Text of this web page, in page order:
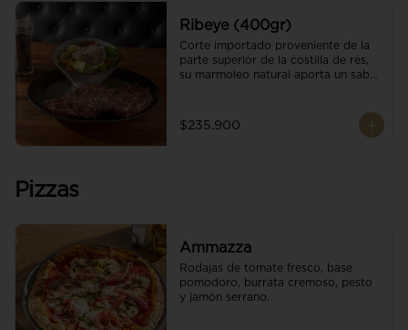
Ribeye (400gr)
Corte importado proveniente de la
parte superior de la costilla de res,
su marmoleo natural aporta un sabor
con cristales de sal y mantequilla de
ajo y pimientos. Acompañado de una
$235.900
Pizzas
Ammazza
Rodajas de tomate fresco, base
pomodoro, burrata cremoso, pesto
y jamón serrano.